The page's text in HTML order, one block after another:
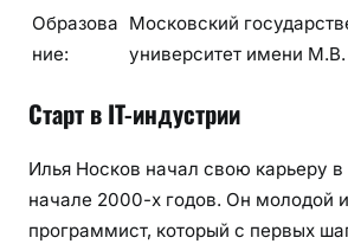
Образова
ние:
Московский
университет имени
Старт в IT-индустрии
Илья Носков начал свою карьеру в
начале 2000-х годов. Он молодой
программист, который с первых